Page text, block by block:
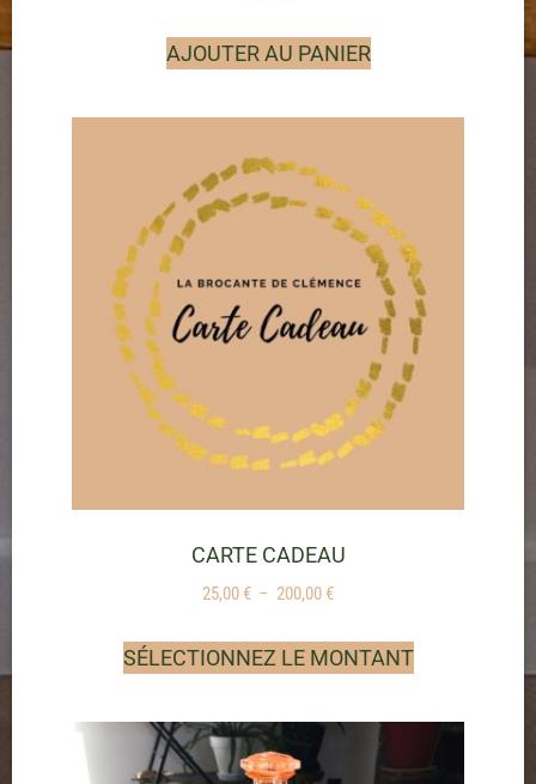
AJOUTER AU PANIER
CARTE CADEAU
25,00€ – 200,00€
SÉLECTIONNEZ LE MONTANT